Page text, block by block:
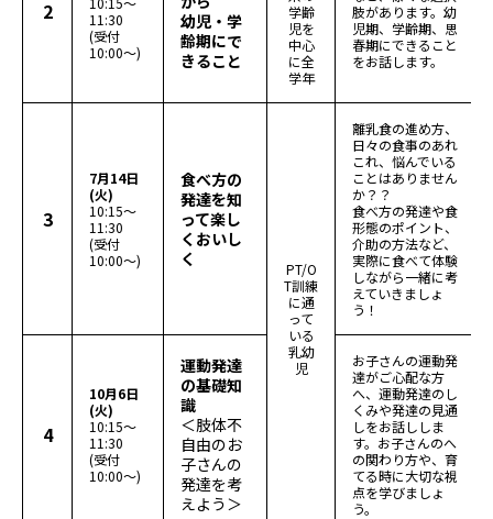
2
11:30
(受付
10:00～)
幼児・学
齢期にで
きること
学齢
児を
中心
に全
学年
肢があります。幼
児期、学齢期、思
春期にできること
をお話します。
3
7月14日
(火)
10:15～
11:30
(受付
10:00～)
食べ方の
発達を知
って楽し
くおいし
く
PT/O
T訓練
に通
って
いる
乳幼
児
離乳食の進め方、
日々の食事のあれ
これ、悩んでいる
ことはありません
か？？
食べ方の発達や食
形態のポイント、
介助の方法など、
実際に食べて体験
しながら一緒に考
えていきましょ
う！
4
10月6日
(火)
10:15～
11:30
(受付
10:00～)
運動発達
の基礎知
識
＜肢体不
自由のお
子さんの
発達を考
えよう＞
お子さんの運動発
達がご心配な方
へ、運動発達のし
くみや発達の見通
しをお話ししま
す。お子さんのへ
の関わり方や、育
てる時に大切な視
点を学びましょ
う。